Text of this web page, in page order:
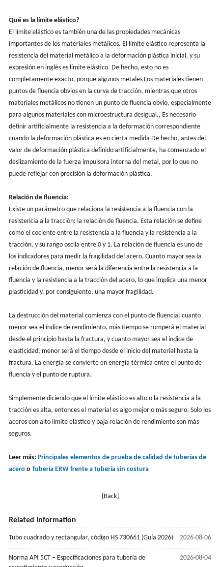
Qué es la límite elástico?
El límite elástico es también una de las propiedades mecánicas
importantes de los materiales metálicos. El límite elástico representa la
resistencia del material metálico a la deformación plástica inicial, y su
expresión en inglés es límite elástico. De hecho, esto no es
completamente exacto, porque algunos metales Los materiales tienen
puntos de fluencia obvios en la curva de tracción, mientras que otros
materiales metálicos no tienen un punto de fluencia obvio, especialmente
para algunos materiales con microestructura desigual., Es necesario
definir artificialmente la resistencia a la deformación correspondiente
cuando la deformación plástica es en cierta medida De hecho, antes del
valor de deformación plástica definido artificialmente, ha comenzado el
deslizamiento de la fuerza impulsora interna del metal, por lo que no
puede reflejar con precisión la deformación plástica.
Relación de fluencia:
Existe un parámetro que relaciona la resistencia a la fluencia con la
resistencia a la tracción: la relación de fluencia. Esta relación se define
como el cociente entre la resistencia a la fluencia y la resistencia a la
tracción, y su rango oscila entre 0 y 1. La relación de fluencia es uno de
los indicadores para medir la fragilidad del acero. Cuanto mayor sea la
relación de fluencia, menor será la diferencia entre la resistencia a la
fluencia y la resistencia a la tracción del acero, lo que implica una menor
plasticidad y, por consiguiente, una mayor fragilidad.
La destrucción del material comienza con el punto de fluencia: cuanto
menor sea el índice de rendimiento, más tiempo se romperá el material
desde el principio hasta la fractura, y cuanto mayor sea el índice de
elasticidad, menor será el tiempo desde el inicio del material hasta la
fractura. La energía se convierte en energía térmica entre el punto de
fluencia y el punto de ruptura.
Simplemente diciendo que el límite elástico es alto o la resistencia a la
tracción es alta, entonces el material es algo mejor o más seguro. Solo los
aceros con alto límite elástico y baja relación de rendimiento son más
seguros.
Leer más: Principales elementos de prueba de calidad de tuberías de
acero o Tubería ERW frente a tubería sin costura
[Back]
Related information
2026-08-06
Tubo cuadrado y rectangular, código HS 730661 (Guía 2026)
2026-08-04
Norma API 5CT – Especificaciones para tubería de